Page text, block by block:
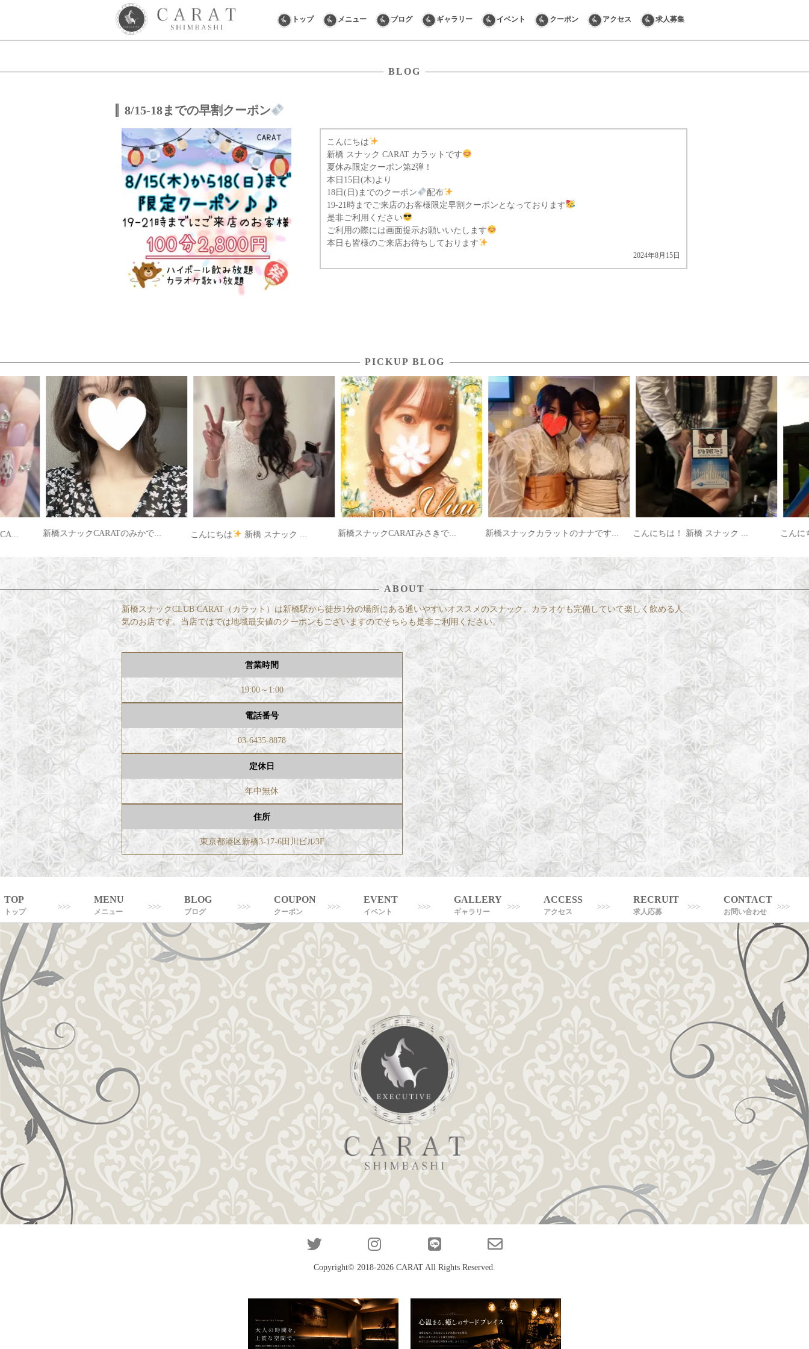
Skip
to
トップ メニュー ブログ ギャラリー イベント クーポン アクセス 求人募集
BLOG
8/15-18までの早割クーポン
こんにちは
新橋 スナック CARAT カラットです
夏休み限定クーポン第2弾！
本日15日(木)より
18日(日)までのクーポン
配布
19-21時までご来店のお客様限定早割クーポンとなっております
是非ご利用ください
ご利用の際には画面提示お願いいたします
本日も皆様のご来店お待ちしております
2024年8月15日
PICKUP BLOG
新橋スナックCARATのみかで... こんにちは 新橋 スナック ... 新橋スナックCARATみさきで... 新橋スナックカラットのナナです... こんにちは！ 新橋 スナック ... こんに
ABOUT
新橋スナックCLUB CARAT（カラット）は新橋駅から徒歩1分の場所にある通いやすいオススメのスナック。カラオケも完備していて楽しく飲める人
気のお店です。当店ではでは地域最安値のクーポンもございますのでそちらも是非ご利用ください。
営業時間
19:00～1:00
電話番号
03-6435-8878
定休日
年中無休
住所
東京都港区新橋3-17-6田川ビル3F
TOP
トップ
MENU
メニュー
BLOG
ブログ
COUPON
クーポン
EVENT
イベント
GALLERY
ギャラリー
ACCESS
アクセス
RECRUIT
求人応募
CONTACT
お問い合わせ
Copyright© 2018-2026 CARAT All Rights Reserved.